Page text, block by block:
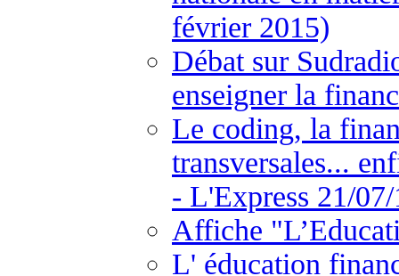
février 2015)
Débat sur
enseigner la
Le coding, la
transversales...
- L'Express 21/
Affiche
L' éducation